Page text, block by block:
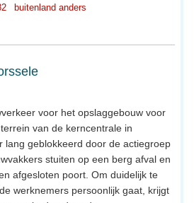
buitenland anders
voor het opslaggebouw voor
van de kerncentrale in
lang geblokkeerd door de actiegroep
stuiten op een berg afval en
afgesloten poort. Om duidelijk te
werknemers persoonlijk gaat, krijgt